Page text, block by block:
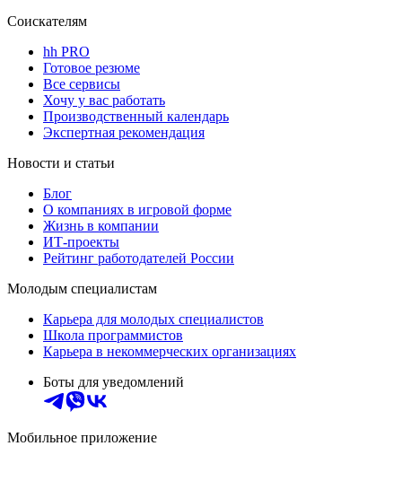
Соискателям
hh PRO
Готовое резюме
Все сервисы
Хочу у вас работать
Производственный календарь
Экспертная рекомендация
Новости и статьи
Блог
О компаниях в игровой форме
Жизнь в компании
ИТ-проекты
Рейтинг работодателей России
Молодым специалистам
Карьера для молодых специалистов
Школа программистов
Карьера в некоммерческих организациях
Боты для уведомлений
Мобильное приложение